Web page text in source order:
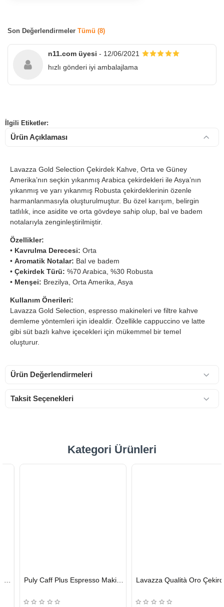
Son Değerlendirmeler Tümü (8)
n11.com üyesi - 12/06/2021
hızlı gönderi iyi ambalajlama
İlgili Etiketler:
Ürün Açıklaması
Lavazza Gold Selection Çekirdek Kahve, Orta ve Güney
Amerika’nın seçkin yıkanmış Arabica çekirdekleri ile Asya’nın
yıkanmış ve yarı yıkanmış Robusta çekirdeklerinin özenle
harmanlanmasıyla oluşturulmuştur. Bu özel karışım, belirgin
tatlılık, ince asidite ve orta gövdeye sahip olup, bal ve badem
notalarıyla zenginleştirilmiştir.
Özellikler:
• Kavrulma Derecesi: Orta
• Aromatik Notalar: Bal ve badem
• Çekirdek Türü: %70 Arabica, %30 Robusta
• Menşei: Brezilya, Orta Amerika, Asya
Kullanım Önerileri:
Lavazza Gold Selection, espresso makineleri ve filtre kahve
demleme yöntemleri için idealdir. Özellikle cappuccino ve latte
gibi süt bazlı kahve içecekleri için mükemmel bir temel
oluşturur.
Ürün Değerlendirmeleri
Taksit Seçenekleri
Kategori Ürünleri
GÖNDERİ
Puly Caff Plus Espresso Makinesi Temizleyici Tablet 100 x 1.35 G
GÖNDERİ
Lavazza Qualità Oro Çekirdek Kahve 1 KG x 2